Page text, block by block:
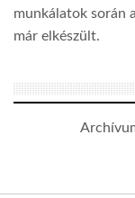
munkálatok során
már elkészült.